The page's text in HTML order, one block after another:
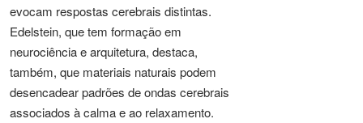
evocam respostas cerebrais distintas.
Edelstein, que tem formação em
neurociência e arquitetura, destaca,
também, que materiais naturais podem
desencadear padrões de ondas cerebrais
associados à calma e ao relaxamento.